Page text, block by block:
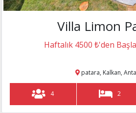
Villa Limon
Haftalık 4500 ₺'den
patara, Kalkan,
4 2